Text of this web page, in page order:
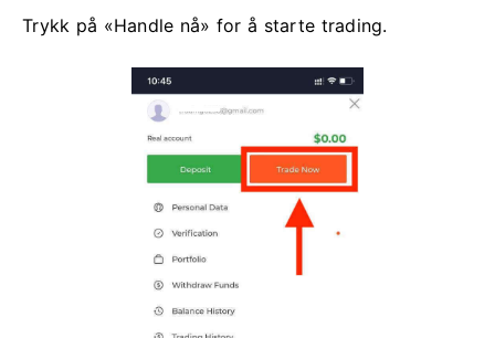
Trykk på «Handle nå» for å starte trading.